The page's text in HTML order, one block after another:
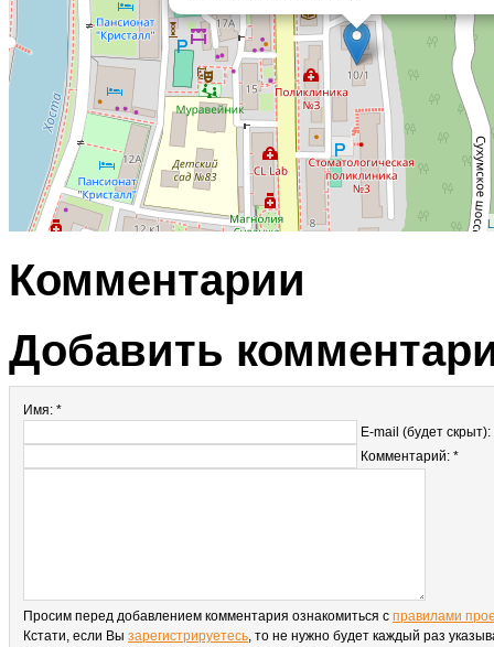
Комментарии
Добавить
Имя: *
E-mail (будет скрыт):
Комментарий: *
Просим перед добавлением комментария ознакомиться с правилами
Кстати, если Вы зарегистрируетесь, то не нужно будет каждый раз